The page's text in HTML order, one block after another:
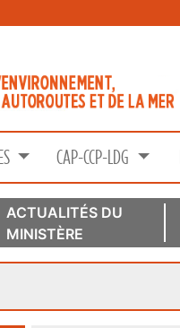
CAP-CCP-LDG
ACTUALITÉS DU
MINISTÈRE